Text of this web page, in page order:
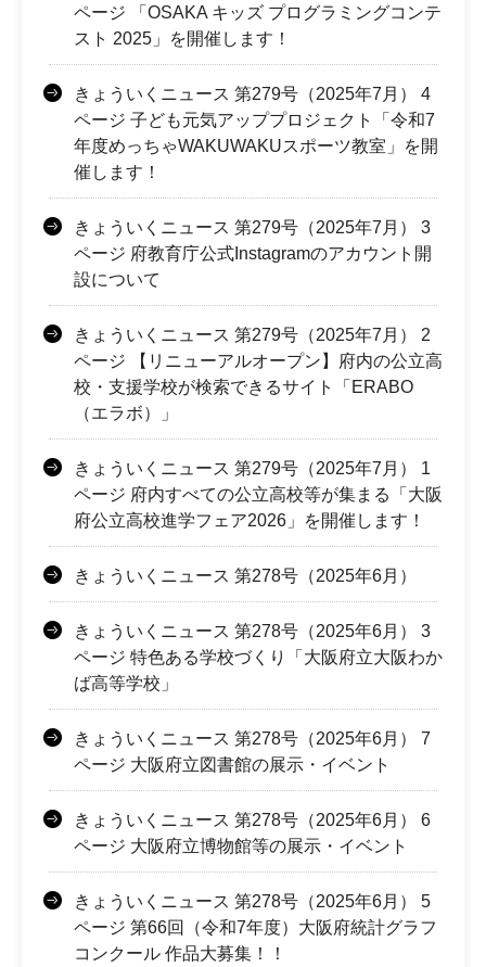
ページ 「OSAKA キッズ プログラミングコンテ
スト 2025」を開催します！
きょういくニュース 第279号（2025年7月） 4
ページ 子ども元気アッププロジェクト「令和7
年度めっちゃWAKUWAKUスポーツ教室」を開
催します！
きょういくニュース 第279号（2025年7月） 3
ページ 府教育庁公式Instagramのアカウント開
設について
きょういくニュース 第279号（2025年7月） 2
ページ 【リニューアルオープン】府内の公立高
校・支援学校が検索できるサイト「ERABO
（エラボ）」
きょういくニュース 第279号（2025年7月） 1
ページ 府内すべての公立高校等が集まる「大阪
府公立高校進学フェア2026」を開催します！
きょういくニュース 第278号（2025年6月）
きょういくニュース 第278号（2025年6月） 3
ページ 特色ある学校づくり「大阪府立大阪わか
ば高等学校」
きょういくニュース 第278号（2025年6月） 7
ページ 大阪府立図書館の展示・イベント
きょういくニュース 第278号（2025年6月） 6
ページ 大阪府立博物館等の展示・イベント
きょういくニュース 第278号（2025年6月） 5
ページ 第66回（令和7年度）大阪府統計グラフ
コンクール 作品大募集！！